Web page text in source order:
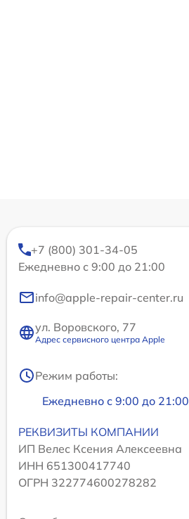
+7 (800) 301-34-05
Ежедневно с 9:00 до 21:00
info@apple-repair-center.ru
ул. Воровского, 77
Адрес сервисного центра Apple
Режим работы:
Ежедневно с 9:00 до 21:00
РЕКВИЗИТЫ КОМПАНИИ
ИП Велес Ксения Алексеевна
ИНН 651300417740
ОГРН 322774600278282